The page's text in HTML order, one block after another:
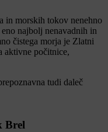
in morskih tokov nenehno
najbolj nenavadnih in
čistega morja je Zlatni
aktivne počitnice,
tudi daleč
Brel